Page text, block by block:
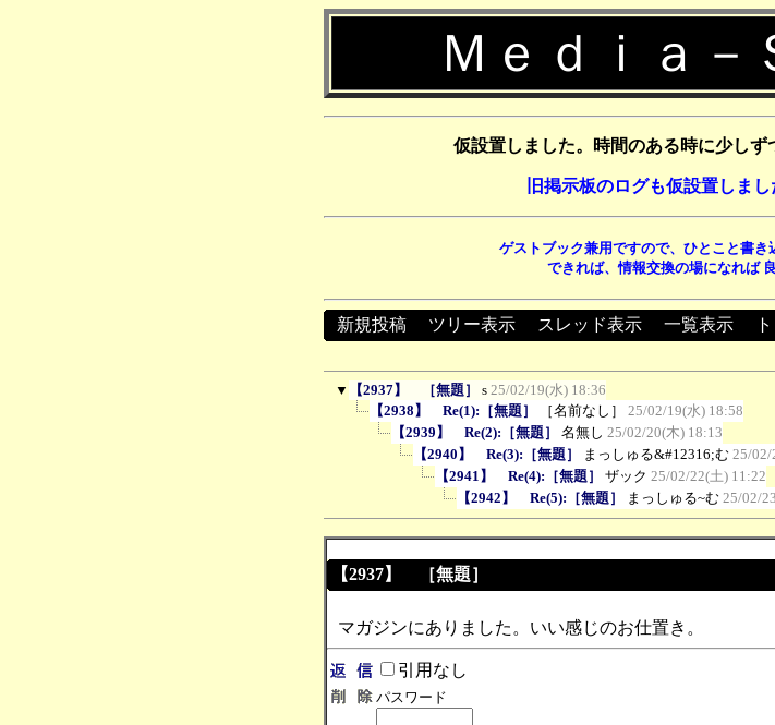
Ｍｅｄｉａ－
仮設置しました。時間のある時に少しず
旧掲示板のログも仮設置しま
ゲストブック兼用ですので、ひとこと書き
できれば、情報交換の場になれば
新規投稿 ツリー表示 スレッド表示 一覧表示
▼ 【2937】 ［無題］ s 25/02/19(水) 18:36
【2938】 Re(1):［無題］
［名前なし］
25/02/19(水) 18:58
【2939】 Re(2):［無題］
名無し 25/02/20(木) 18:13
【2940】 Re(3):［無題］
まっしゅる&#12316;む 25/02/
【2941】 Re(4):［無題］
ザック 25/02/22(土) 11:22
【2942】 Re(5):［無題］
まっしゅる~む 25/02/
【2937】 ［無題］
マガジンにありました。いい感じのお仕置き。
引用なし
パスワード